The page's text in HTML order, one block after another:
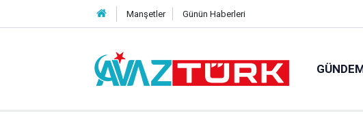
Manşetler Günün Haberleri